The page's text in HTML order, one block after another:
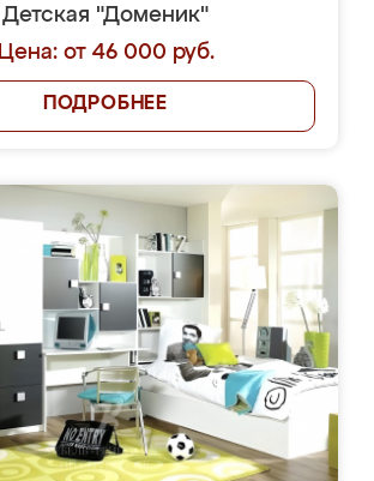
Детская "Доменик"
Цена: от 46 000 руб.
ПОДРОБНЕЕ